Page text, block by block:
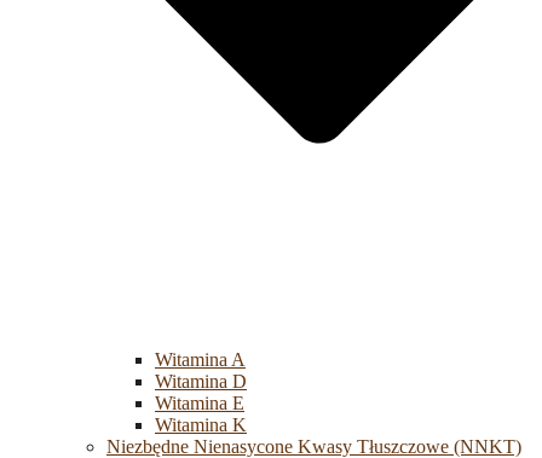
Witamina A
Witamina D
Witamina E
Witamina K
Niezbędne Nienasycone Kwasy Tłuszczowe (NNKT)